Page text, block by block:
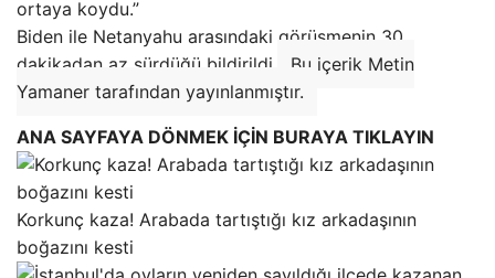
ortaya koydu.”
Biden ile Netanyahu arasındaki görüşmenin 30
dakikadan az sürdüğü bildirildi.
Bu içerik Metin
Yamaner tarafından yayınlanmıştır.
ANA SAYFAYA DÖNMEK İÇİN BURAYA TIKLAYIN
Korkunç kaza! Arabada tartıştığı kız arkadaşının
boğazını kesti